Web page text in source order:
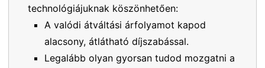
technológiájuknak köszönhetően:
A valódi átváltási árfolyamot kapod
alacsony, átlátható díjszabással.
Legalább olyan gyorsan tudod mozgatni a